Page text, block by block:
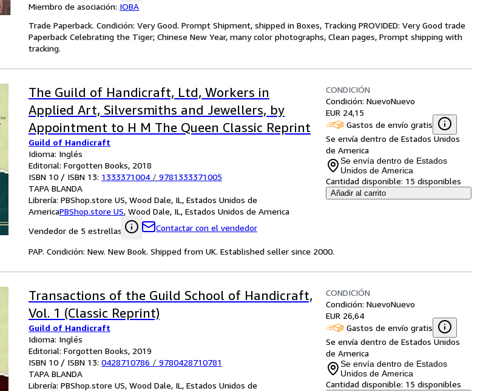
Miembro de asociación: IOBA
Trade Paperback. Condición: Very Good. Prompt Shipment, shipped in Boxes, Tracking PROVIDED: Very Good trade
Paperback Celebrating the Tiger; Chinese New Year, many color photographs, Clean pages, Prompt shipping with
tracking.
The Guild of Handicraft, Ltd, Workers in
Applied Art, Silversmiths and Jewellers, by
Appointment to H M The Queen Classic Reprint
Guild of Handicraft
Idioma: Inglés
Editorial: Forgotten Books, 2018
ISBN 10 / ISBN 13: 1333371004 / 9781333371005
TAPA BLANDA
Librería: PBShop.store US, Wood Dale, IL, Estados Unidos de
AmericaPBShop.store US, Wood Dale, IL, Estados Unidos de America
Vendedor de 5 estrellas
Contactar con el vendedor
CONDICIÓN
Condición: NuevoNuevo
EUR 24,15
Gastos de envío gratis
Se envía dentro de Estados Unidos
de America
Se envía dentro de Estados
Unidos de America
Cantidad disponible: 15 disponibles
Añadir al carrito
PAP. Condición: New. New Book. Shipped from UK. Established seller since 2000.
Transactions of the Guild School of Handicraft,
Vol. 1 (Classic Reprint)
Guild of Handicraft
Idioma: Inglés
Editorial: Forgotten Books, 2019
ISBN 10 / ISBN 13: 0428710786 / 9780428710781
TAPA BLANDA
Librería: PBShop.store US, Wood Dale, IL, Estados Unidos de
CONDICIÓN
Condición: NuevoNuevo
EUR 26,64
Gastos de envío gratis
Se envía dentro de Estados Unidos
de America
Se envía dentro de Estados
Unidos de America
Cantidad disponible: 15 disponibles